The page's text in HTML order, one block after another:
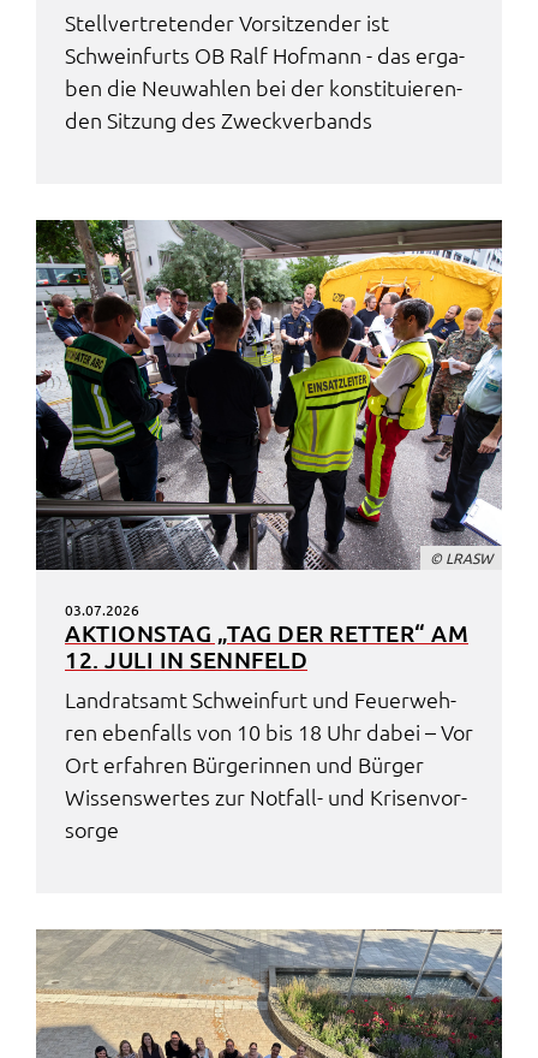
Stell­ver­tre­ten­der Vorsit­zen­der ist
Schwein­furts OB Ralf Hofmann - das erga­
ben die Neuwah­len bei der konsti­tu­ie­ren­
den Sitzung des Zweck­ver­bands
© LRASW
03.07.2026
AKTI­ONS­TAG „TAG DER RETTER“ AM
12. JULI IN SENN­FELD
Land­rats­amt Schwein­furt und Feuer­weh­
ren eben­falls von 10 bis 18 Uhr dabei – Vor
Ort erfah­ren Bürge­rin­nen und Bürger
Wissens­wer­tes zur Notfall- und Krisen­vor­
sor­ge